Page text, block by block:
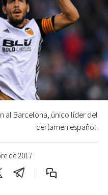
de 2017
al Barcelona, único líder del
certamen español.